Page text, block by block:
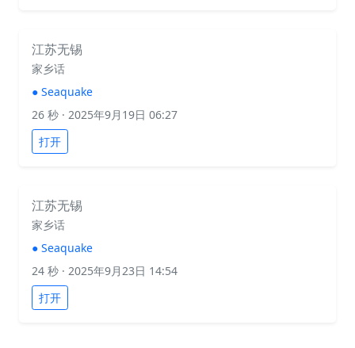
江苏无锡
家乡话
● Seaquake
26 秒 · 2025年9月19日 06:27
打开
江苏无锡
家乡话
● Seaquake
24 秒 · 2025年9月23日 14:54
打开